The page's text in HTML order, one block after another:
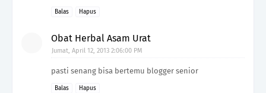
Balas Hapus
Obat Herbal Asam Urat
Jumat, April 12, 2013 2:06:00 PM
pasti senang bisa bertemu blogger senior
Balas Hapus